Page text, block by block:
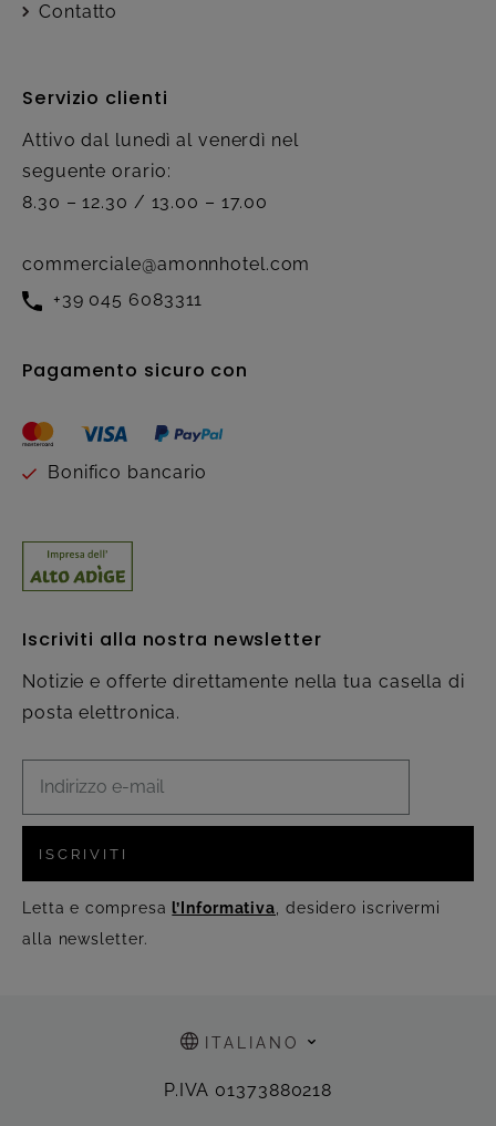
Contatto
Servizio clienti
Attivo dal lunedì al venerdì nel
seguente orario:
8.30 – 12.30 / 13.00 – 17.00
commerciale@amonnhotel.com
+39 045 6083311
Pagamento sicuro con
Bonifico bancario
Iscriviti alla nostra newsletter
Notizie e offerte direttamente nella tua casella di
posta elettronica.
ISCRIVITI
Letta e compresa l’Informativa , desidero iscrivermi
alla newsletter.
ITALIANO
P.IVA 01373880218